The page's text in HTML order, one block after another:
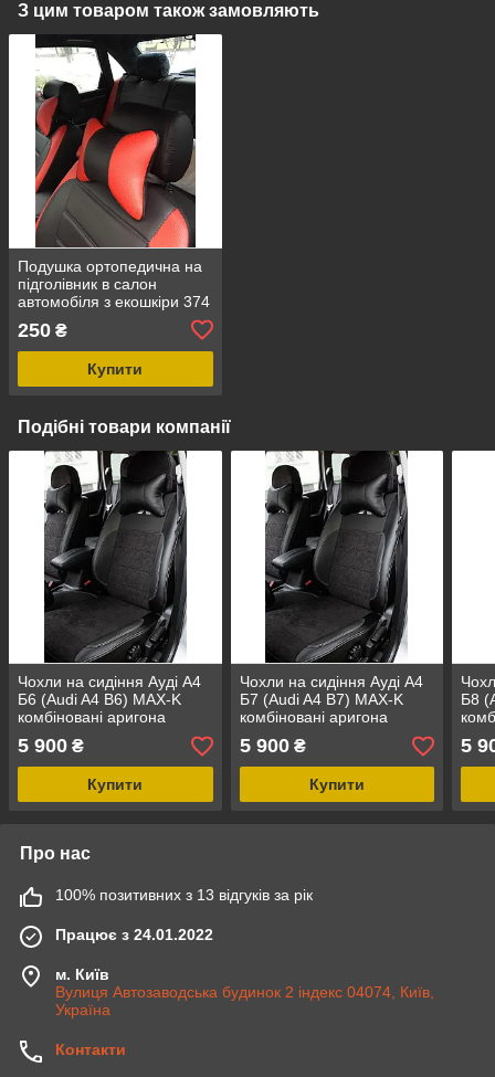
З цим товаром також замовляють
Подушка ортопедична на
підголівник в салон
автомобіля з екошкіри 374
250 ₴
Купити
Подібні товари компанії
Чохли на сидіння Ауді А4
Б6 (Audi A4 B6) MAX-K
комбіновані аригона
алькантара
5 900 ₴
Купити
Чохли на сидіння Ауді А4
Б7 (Audi A4 B7) MAX-K
комбіновані аригона
алькантара
5 900₴
Купити
Б8
5
Про нас
100% позитивних з 13 відгуків за рік
Працює з 24.01.2022
м. Київ
Вулиця Автозаводська будинок 2 індекс 04074, Київ,
Україна
Контакти